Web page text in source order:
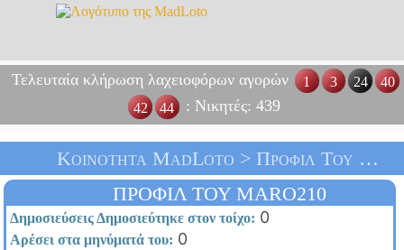
Τελευταία κλήρωση λαχειοφόρων αγορών 1 3 24
40
42
44 : Νικητές: 439
Κοινότητα MadLoto > Προφίλ Του Maro210 > Αρχική Σελίδα
ΠΡΟΦΊΛ ΤΟΥ MARO210
Δημοσιεύσεις Δημοσιεύτηκε στον τοίχο: 0
Αρέσει στα μηνύματά του: 0